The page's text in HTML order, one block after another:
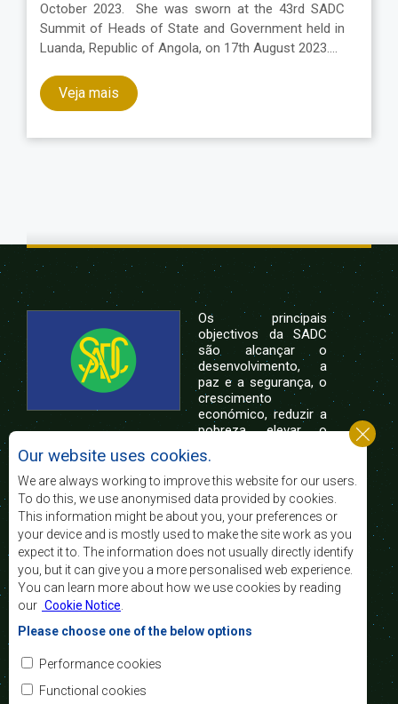
October 2023. She was sworn at the 43rd SADC
Summit of Heads of State and Government held in
Luanda, Republic of Angola, on 17th August 2023.…
Veja mais
Os principais
objectivos da SADC
são alcançar o
desenvolvimento, a
paz e a segurança, o
crescimento
económico, reduzir a
pobreza, elevar o
nível e a qualidade de vida das populações da
África Austral, e apoiar as camadas sociais
desfavorecidas mediante a integração regional,
assente nos princípios democráticos e no
desenvolvimento equitativo e sustentável.
Contact Us
SADC House
Plot No. 54385
Central Business District
Private Bag 0095
Our website uses cookies.
We are always working to improve this website for our users.
To do this, we use anonymised data provided by cookies.
This information might be about you, your preferences or
your device and is mostly used to make the site work as you
expect it to. The information does not usually directly identify
you, but it can give you a more personalised web experience.
You can learn more about how we use cookies by reading
our Cookie Notice
Please choose one of the below options
Performance cookies
Functional cookies